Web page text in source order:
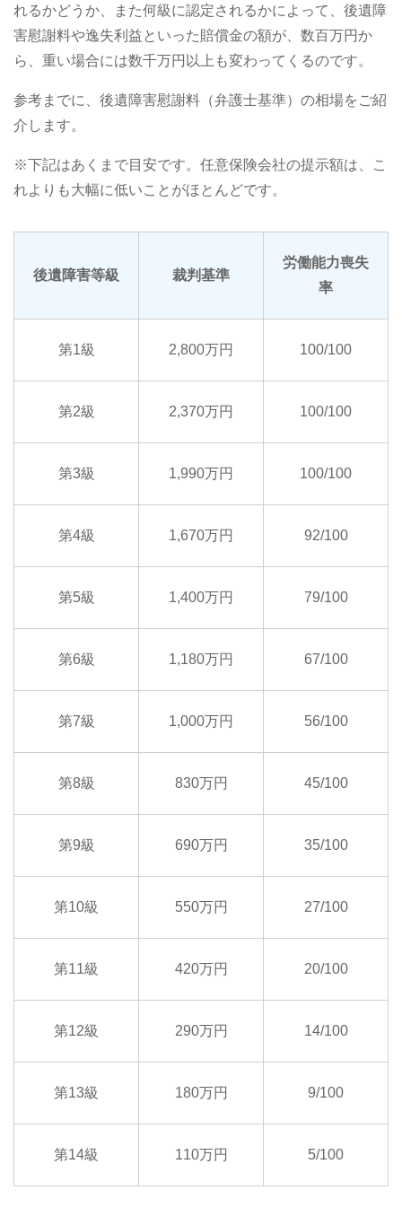
れるかどうか、また何級に認定されるかによって、後遺障
害慰謝料や逸失利益といった賠償金の額が、数百万円か
ら、重い場合には数千万円以上も変わってくるのです。
参考までに、後遺障害慰謝料（弁護士基準）の相場をご紹
介します。
※下記はあくまで目安です。任意保険会社の提示額は、こ
れよりも大幅に低いことがほとんどです。
後遺障害等級 裁判基準
労働能力喪失
率
第1級 2,800万円 100/100
第2級 2,370万円 100/100
第3級 1,990万円 100/100
第4級 1,670万円 92/100
第5級 1,400万円 79/100
第6級 1,180万円 67/100
第7級 1,000万円 56/100
第8級 830万円 45/100
第9級 690万円 35/100
第10級 550万円 27/100
第11級 420万円 20/100
第12級 290万円 14/100
第13級 180万円 9/100
第14級 110万円 5/100